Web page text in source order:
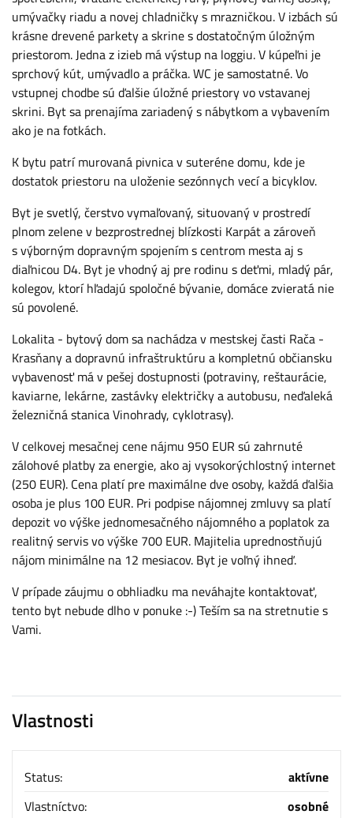
umývačky riadu a novej chladničky s mrazničkou. V izbách sú
krásne drevené parkety a skrine s dostatočným úložným
priestorom. Jedna z izieb má výstup na loggiu. V kúpeľni je
sprchový kút, umývadlo a práčka. WC je samostatné. Vo
vstupnej chodbe sú ďalšie úložné priestory vo vstavanej
skrini. Byt sa prenajíma zariadený s nábytkom a vybavením
ako je na fotkách.
K bytu patrí murovaná pivnica v suteréne domu, kde je
dostatok priestoru na uloženie sezónnych vecí a bicyklov.
Byt je svetlý, čerstvo vymaľovaný, situovaný v prostredí
plnom zelene v bezprostrednej blízkosti Karpát a zároveň
s výborným dopravným spojením s centrom mesta aj s
diaľnicou D4. Byt je vhodný aj pre rodinu s deťmi, mladý pár,
kolegov, ktorí hľadajú spoločné bývanie, domáce zvieratá nie
sú povolené.
Lokalita - bytový dom sa nachádza v mestskej časti Rača -
Krasňany a dopravnú infraštruktúru a kompletnú občiansku
vybavenosť má v pešej dostupnosti (potraviny, reštaurácie,
kaviarne, lekárne, zastávky električky a autobusu, neďaleká
železničná stanica Vinohrady, cyklotrasy).
V celkovej mesačnej cene nájmu 950 EUR sú zahrnuté
zálohové platby za energie, ako aj vysokorýchlostný internet
(250 EUR). Cena platí pre maximálne dve osoby, každá ďalšia
osoba je plus 100 EUR. Pri podpise nájomnej zmluvy sa platí
depozit vo výške jednomesačného nájomného a poplatok za
realitný servis vo výške 700 EUR. Majitelia uprednostňujú
nájom minimálne na 12 mesiacov. Byt je voľný ihneď.
V prípade záujmu o obhliadku ma neváhajte kontaktovať,
tento byt nebude dlho v ponuke :-) Teším sa na stretnutie s
Vami.
Vlastnosti
Status:
aktívne
Vlastníctvo:
osobné